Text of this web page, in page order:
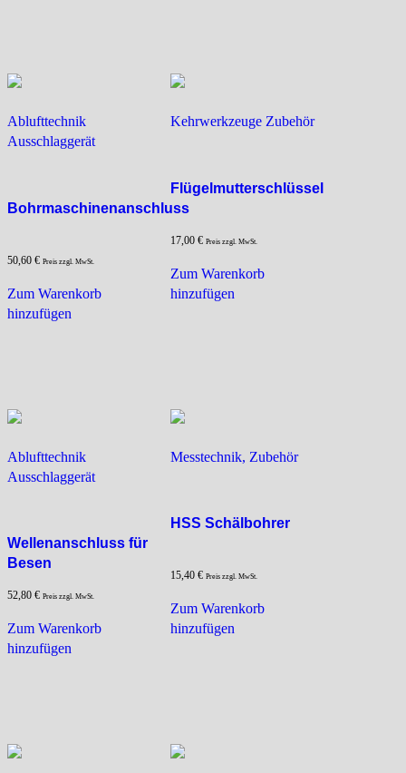
können
Produktseite
Ablufttechnik
Ausschlaggerät
Bohrmaschinenanschluss
50,60 € Preis zzgl. MwSt.
Zum Warenkorb
hinzufügen
Kehrwerkzeuge Zubehör
Flügelmutterschlüssel
17,00 € Preis zzgl. MwSt.
Zum Warenkorb
hinzufügen
Ablufttechnik
Ausschlaggerät
Wellenanschluss für
Besen
52,80 € Preis zzgl. MwSt.
Zum Warenkorb
hinzufügen
Messtechnik, Zubehör
HSS Schälbohrer
15,40 € Preis zzgl. MwSt.
Zum Warenkorb
hinzufügen